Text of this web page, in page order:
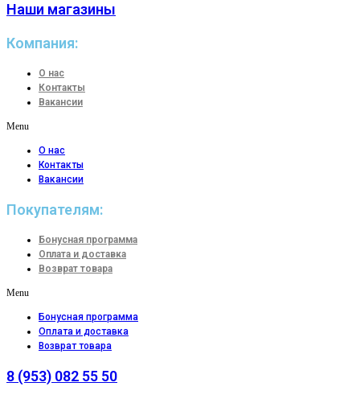
Наши магазины
Компания:
О нас
Контакты
Вакансии
Menu
О нас
Контакты
Вакансии
Покупателям:
Бонусная программа
Оплата и доставка
Возврат товара
Menu
Бонусная программа
Оплата и доставка
Возврат товара
8 (953) 082 55 50